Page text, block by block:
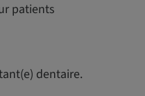
patients
dentaire.